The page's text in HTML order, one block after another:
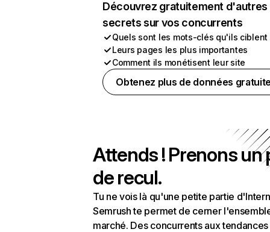
Découvrez gratuitement d'autres
secrets sur vos concurrents
Quels sont les mots-clés qu'ils ciblent
Leurs pages les plus importantes
Comment ils monétisent leur site
Obtenez plus de données
Attends ! Prenons un
de recul.
Tu ne vois là qu'une petite partie
Semrush te permet de cerner
marché. Des concurrents aux